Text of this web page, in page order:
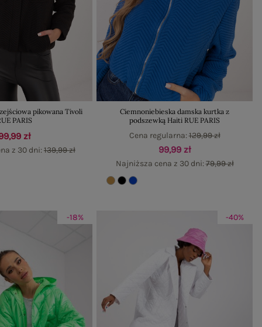
pikowana Tivoli
PARIS
zł
z 30 dni:139,99 zł
Ciemnoniebieska damska kurtka z
podszewką Haiti RUE PARIS
99,99 zł
Najniższa cena z 30 dni:79,99 zł
Cena regularna:129,99 zł
-18% -40%